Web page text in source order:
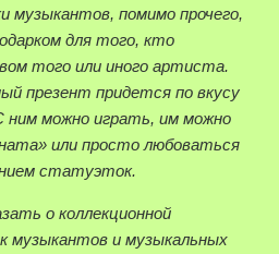
музыкантов, помимо прочего,
для того, кто
того или иного артиста.
презент придется по вкусу
ним можно играть, им можно
или просто любоваться
статуэток.
о коллекционной
музыкантов и музыкальных